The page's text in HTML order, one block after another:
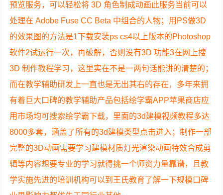
预览服务，可以轻松将 3D 角色制成动画此服务当前可以
处理在 Adobe Fuse CC Beta 中组合的人物；用PS做3D
的效果图的方法是1下载安装ps cs4以上版本的Photoshop
软件2试运行一次，再破解，否则没有3D 功能3在网上搜
3D 制作教程学习，这里实在不是一两句话能讲的清楚的；
而在教学辅助研发上一直也是无出其右的存在，多年来拥
有着巨大口碑的教学辅助产品包括绘学霸APP苹果商店应
用市场均可搜索绘学霸下载，里面的3d建模视频教程多达
8000多套，涵盖了所有的3d建模类型点击进入；制作一部
完整的3D动画需要学习建模材质灯光渲染动画特效合成剪
辑等内容想要专业的学习就得挑一个师资力量靠谱，且教
学实施先进的培训机构可以到王氏教育了解一下规模口碑